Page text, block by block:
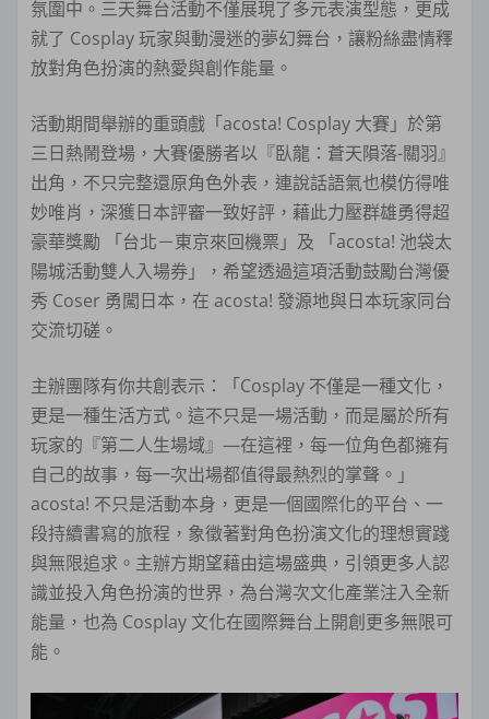
氛圍中。三天舞台活動不僅展現了多元表演型態，更成
就了 Cosplay 玩家與動漫迷的夢幻舞台，讓粉絲盡情釋
放對角色扮演的熱愛與創作能量。
活動期間舉辦的重頭戲「acosta! Cosplay 大賽」於第
三日熱鬧登場，大賽優勝者以『臥龍：蒼天隕落-關羽』
出角，不只完整還原角色外表，連說話語氣也模仿得唯
妙唯肖，深獲日本評審一致好評，藉此力壓群雄勇得超
豪華獎勵 「台北－東京來回機票」及 「acosta! 池袋太
陽城活動雙人入場券」，希望透過這項活動鼓勵台灣優
秀 Coser 勇闖日本，在 acosta! 發源地與日本玩家同台
交流切磋。
主辦團隊有你共創表示：「Cosplay 不僅是一種文化，
更是一種生活方式。這不只是一場活動，而是屬於所有
玩家的『第二人生場域』—在這裡，每一位角色都擁有
自己的故事，每一次出場都值得最熱烈的掌聲。」
acosta! 不只是活動本身，更是一個國際化的平台、一
段持續書寫的旅程，象徵著對角色扮演文化的理想實踐
與無限追求。主辦方期望藉由這場盛典，引領更多人認
識並投入角色扮演的世界，為台灣次文化產業注入全新
能量，也為 Cosplay 文化在國際舞台上開創更多無限可
能。